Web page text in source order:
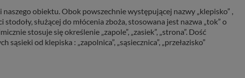
obiektu. Obok powszechnie występującej nazwy „klepisko” ,
służącej do młócenia zboża, stosowana jest nazwa „tok” o
stosuje się określenie „zapole”, „zasiek”, „strona”. Dość
od klepiska : „zapolnica”, „sąsiecznica”, „przełazisko”